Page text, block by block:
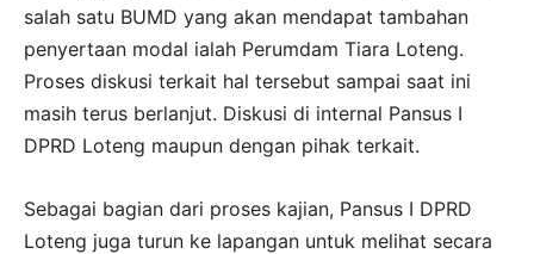
salah satu BUMD yang akan mendapat tambahan
penyertaan modal ialah Perumdam Tiara Loteng.
Proses diskusi terkait hal tersebut sampai saat ini
masih terus berlanjut. Diskusi di internal Pansus I
DPRD Loteng maupun dengan pihak terkait.
Sebagai bagian dari proses kajian, Pansus I DPRD
Loteng juga turun ke lapangan untuk melihat secara